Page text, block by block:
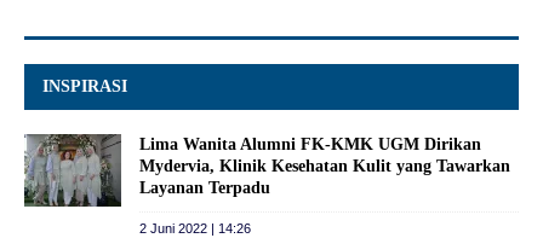
INSPIRASI
Lima Wanita Alumni FK-KMK UGM Dirikan
Mydervia, Klinik Kesehatan Kulit yang Tawarkan
Layanan Terpadu
2 Juni 2022 | 14:26